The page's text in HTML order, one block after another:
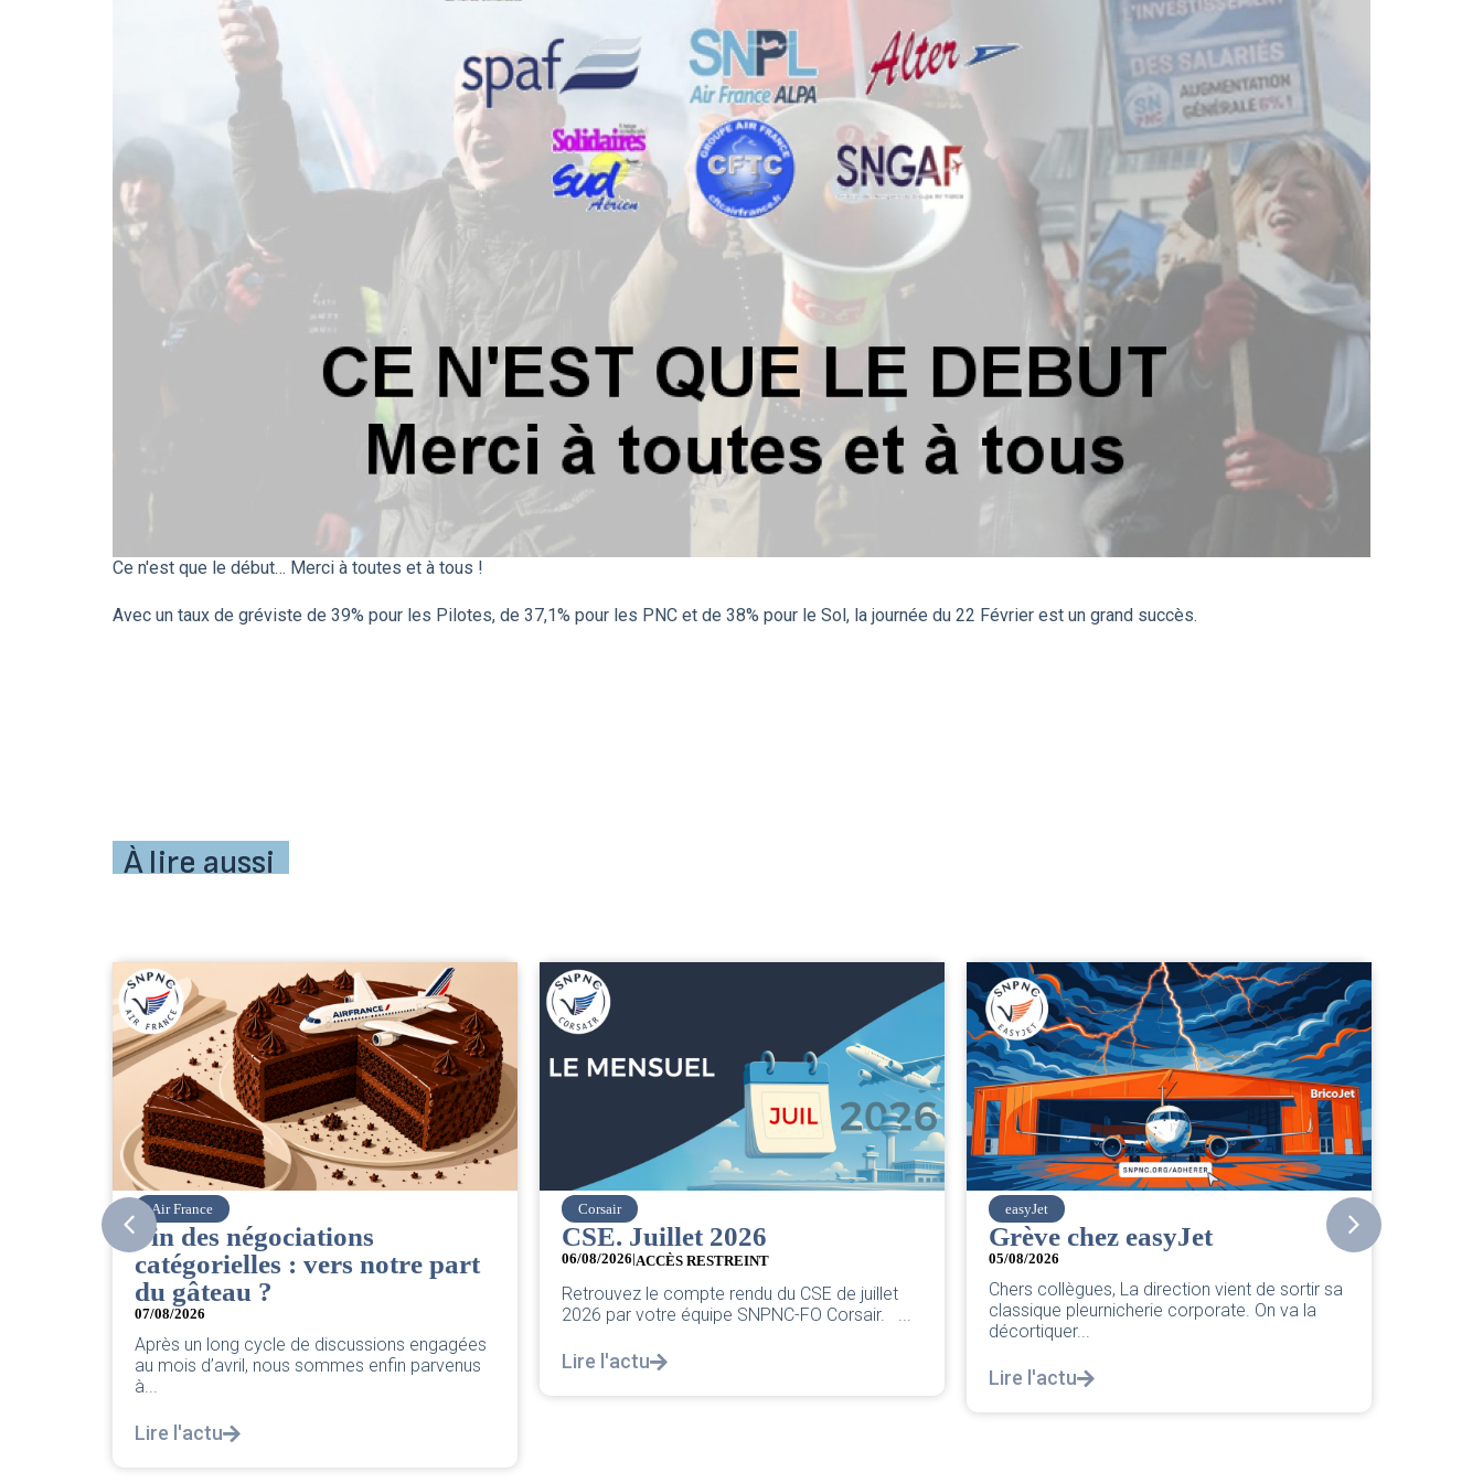
Ce n'est que le début… Merci à toutes et à tous !
Avec un taux de gréviste de 39% pour les Pilotes, de 37,1% pour les PNC et de 38% pour le Sol, la journée du 22 Février est un grand succès.
À lire aussi
: vers notre part
de discussions engagées
nous sommes enfin parvenus
CSE. Juillet 2026
06/08/2026 |ACCÈS RESTREINT
Retrouvez le compte rendu du CSE de juillet
2026 par votre équipe SNPNC-FO Corsair. ...
Lire l'actu
Grève chez easyJet
05/08/2026
Chers collègues, La direction vient de sortir sa
classique pleurnicherie corporate. On va la
SNPNC
CER/CRPN :
PNC/Pilotes unie exige
réponse législative